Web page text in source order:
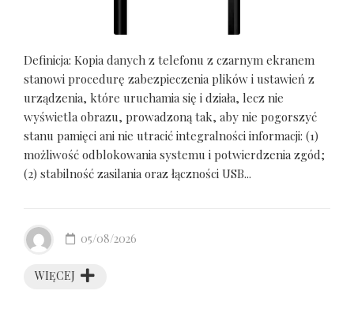
Definicja: Kopia danych z telefonu z czarnym ekranem
stanowi procedurę zabezpieczenia plików i ustawień z
urządzenia, które uruchamia się i działa, lecz nie
wyświetla obrazu, prowadzoną tak, aby nie pogorszyć
stanu pamięci ani nie utracić integralności informacji: (1)
możliwość odblokowania systemu i potwierdzenia zgód;
(2) stabilność zasilania oraz łączności USB...
WIĘCEJ
05/08/2026